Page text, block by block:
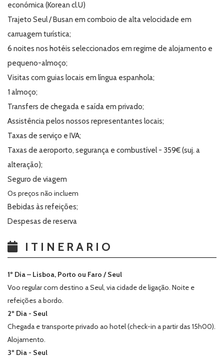
económica (Korean cl.U)
Trajeto Seul / Busan em comboio de alta velocidade em
carruagem turística;
6 noites nos hotéis seleccionados em regime de alojamento e
pequeno-almoço;
Visitas com guias locais em língua espanhola;
1 almoço;
Transfers de chegada e saída em privado;
Assistência pelos nossos representantes locais;
Taxas de serviço e IVA;
Taxas de aeroporto, segurança e combustível - 359€(suj. a
alteração);
Seguro de viagem
Os preços não incluem
Bebidas às refeições;
Despesas de reserva
ITINERARIO
1º Dia – Lisboa, Porto ou Faro / Seul
Voo regular com destino a Seul, via cidade de ligação. Noite e
refeições a bordo.
2º Dia - Seul
Chegada e transporte privado ao hotel (check-in a partir das 15h00).
Alojamento.
3º Dia - Seul